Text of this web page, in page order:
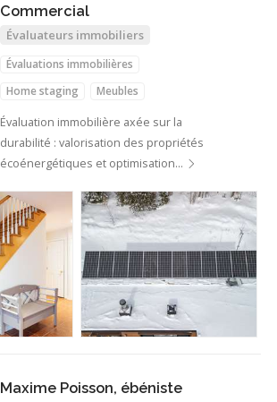
Commercial
Évaluateurs immobiliers
Évaluations immobilières
Home staging
Meubles
Évaluation immobilière axée sur la
durabilité : valorisation des propriétés
écoénergétiques et optimisation…
Maxime Poisson, ébéniste